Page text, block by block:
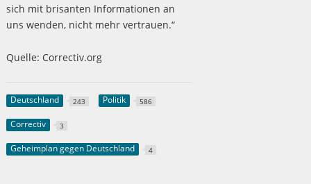
sich mit brisanten Informationen an
uns wenden, nicht mehr vertrauen.“
Quelle: Correctiv.org
Deutschland 243 Politik 586
Correctiv 3
Geheimplan gegen Deutschland 4